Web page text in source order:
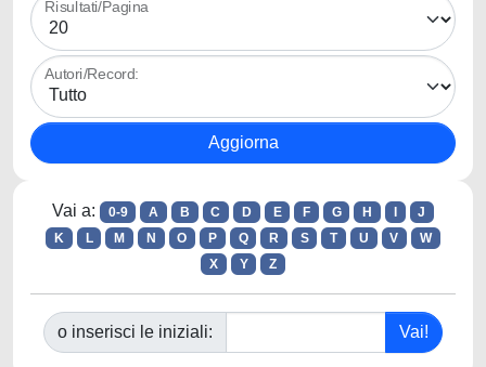
Risultati/Pagina
Autori/Record:
Vai a: 0-9 A B C D E F G H
J
K
L M N O P Q R S T U V
W
X
Y Z
o inserisci le iniziali: